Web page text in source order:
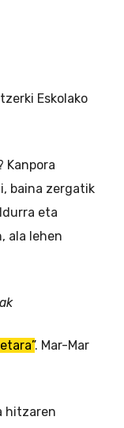
Eskolako
Kanpora
baina zergatik
eta
ala lehen
. Mar-Mar
hitzaren